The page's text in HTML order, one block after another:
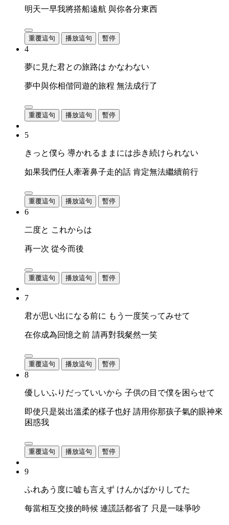
明天一早我將搭船遠航 與你各分東西
重覆這句 播放這句 暫停
4
夢に見た君との旅路は かなわない
夢中與你相偕同遊的旅程 無法成行了
重覆這句 播放這句 暫停
5
きっと僕ら 導かれるままには歩き続けられない
如果我們任人牽著鼻子走的話 肯定無法繼續前行
重覆這句 播放這句 暫停
6
二度と これからは
再一次 從今而後
重覆這句 播放這句 暫停
7
君が思い出になる前に もう一度笑ってみせて
在你成為回憶之前 請再對我粲然一笑
重覆這句 播放這句 暫停
8
優しいふりだっていいから 子供の目で僕を困らせて
即使只是裝出溫柔的樣子也好 請用你那孩子氣的眼神來
困惑我
重覆這句 播放這句 暫停
9
ふれあう度に嘘も言えず けんかばかりしてた
每當相互交接的時候 連謊話都省了 只是一味爭吵